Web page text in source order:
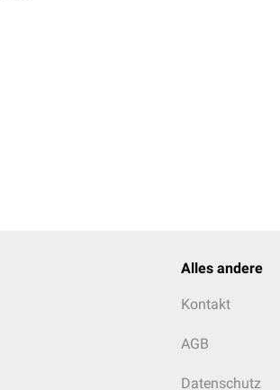
Alles andere
Kontakt
AGB
Datenschutz